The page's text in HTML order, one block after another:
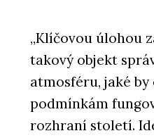
„Klíčovou úlohou
takový objekt
atmosféru, jaké
podmínkám
rozhraní století.